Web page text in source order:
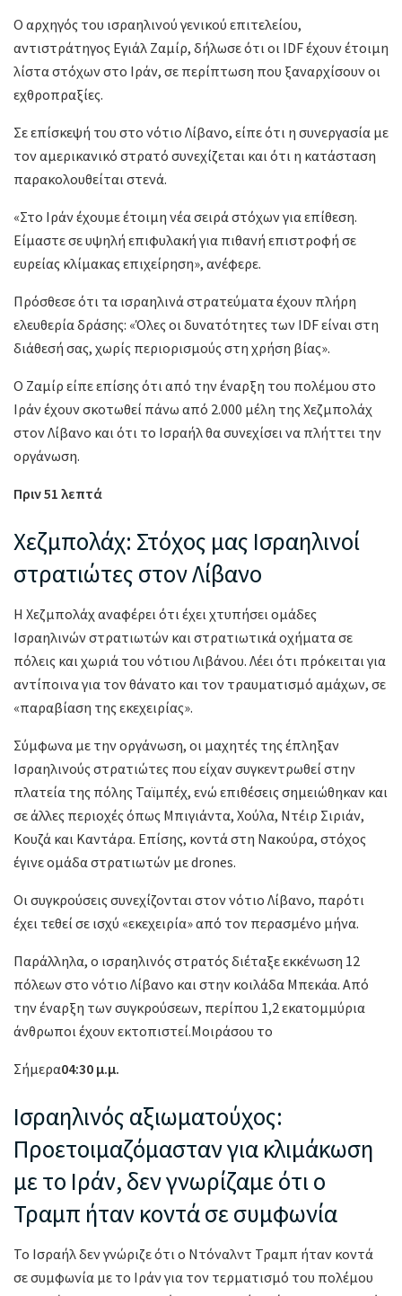
Ο αρχηγός του ισραηλινού γενικού επιτελείου,
αντιστράτηγος Εγιάλ Ζαμίρ, δήλωσε ότι οι IDF έχουν έτοιμη
λίστα στόχων στο Ιράν, σε περίπτωση που ξαναρχίσουν οι
εχθροπραξίες.
Σε επίσκεψή του στο νότιο Λίβανο, είπε ότι η συνεργασία με
τον αμερικανικό στρατό συνεχίζεται και ότι η κατάσταση
παρακολουθείται στενά.
«Στο Ιράν έχουμε έτοιμη νέα σειρά στόχων για επίθεση.
Είμαστε σε υψηλή επιφυλακή για πιθανή επιστροφή σε
ευρείας κλίμακας επιχείρηση», ανέφερε.
Πρόσθεσε ότι τα ισραηλινά στρατεύματα έχουν πλήρη
ελευθερία δράσης: «Όλες οι δυνατότητες των IDF είναι στη
διάθεσή σας, χωρίς περιορισμούς στη χρήση βίας».
Ο Ζαμίρ είπε επίσης ότι από την έναρξη του πολέμου στο
Ιράν έχουν σκοτωθεί πάνω από 2.000 μέλη της Χεζμπολάχ
στον Λίβανο και ότι το Ισραήλ θα συνεχίσει να πλήττει την
οργάνωση.
Πριν 51 λεπτά
Χεζμπολάχ: Στόχος μας Ισραηλινοί
στρατιώτες στον Λίβανο
Η Χεζμπολάχ αναφέρει ότι έχει χτυπήσει ομάδες
Ισραηλινών στρατιωτών και στρατιωτικά οχήματα σε
πόλεις και χωριά του νότιου Λιβάνου. Λέει ότι πρόκειται για
αντίποινα για τον θάνατο και τον τραυματισμό αμάχων, σε
«παραβίαση της εκεχειρίας».
Σύμφωνα με την οργάνωση, οι μαχητές της έπληξαν
Ισραηλινούς στρατιώτες που είχαν συγκεντρωθεί στην
πλατεία της πόλης Ταϊμπέχ, ενώ επιθέσεις σημειώθηκαν και
σε άλλες περιοχές όπως Μπιγιάντα, Χούλα, Ντέιρ Σιριάν,
Κουζά και Καντάρα. Επίσης, κοντά στη Νακούρα, στόχος
έγινε ομάδα στρατιωτών με drones.
Οι συγκρούσεις συνεχίζονται στον νότιο Λίβανο, παρότι
έχει τεθεί σε ισχύ «εκεχειρία» από τον περασμένο μήνα.
Παράλληλα, ο ισραηλινός στρατός διέταξε εκκένωση 12
πόλεων στο νότιο Λίβανο και στην κοιλάδα Μπεκάα. Από
την έναρξη των συγκρούσεων, περίπου 1,2 εκατομμύρια
άνθρωποι έχουν εκτοπιστεί.Μοιράσου το
Σήμερα04:30 μ.μ.
Ισραηλινός αξιωματούχος:
Προετοιμαζόμασταν για κλιμάκωση
με το Ιράν, δεν γνωρίζαμε ότι ο
Τραμπ ήταν κοντά σε συμφωνία
Το Ισραήλ δεν γνώριζε ότι ο Ντόναλντ Τραμπ ήταν κοντά
σε συμφωνία με το Ιράν για τον τερματισμό του πολέμου